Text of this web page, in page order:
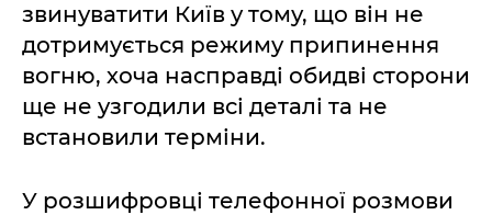
звинуватити Київ у тому, що він не
дотримується режиму припинення
вогню, хоча насправді обидві сторони
ще не узгодили всі деталі та не
встановили терміни.
У розшифровці телефонної розмови